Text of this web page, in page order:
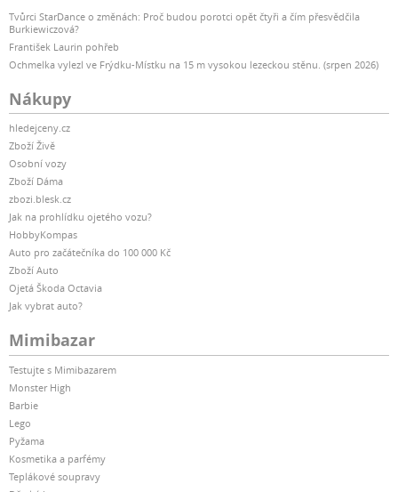
Tvůrci StarDance o změnách: Proč budou porotci opět čtyři a čím přesvědčila
Burkiewiczová?
František Laurin pohřeb
Ochmelka vylezl ve Frýdku-Místku na 15 m vysokou lezeckou stěnu. (srpen 2026)
Nákupy
hledejceny.cz
Zboží Živě
Osobní vozy
Zboží Dáma
zbozi.blesk.cz
Jak na prohlídku ojetého vozu?
HobbyKompas
Auto pro začátečníka do 100 000 Kč
Zboží Auto
Ojetá Škoda Octavia
Jak vybrat auto?
Mimibazar
Testujte s Mimibazarem
Monster High
Barbie
Lego
Pyžama
Kosmetika a parfémy
Teplákové soupravy